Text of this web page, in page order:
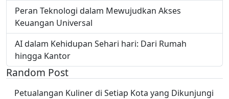
Peran Teknologi dalam Mewujudkan Akses
Keuangan Universal
AI dalam Kehidupan Sehari hari: Dari Rumah
hingga Kantor
Random Post
Petualangan Kuliner di Setiap Kota yang Dikunjungi